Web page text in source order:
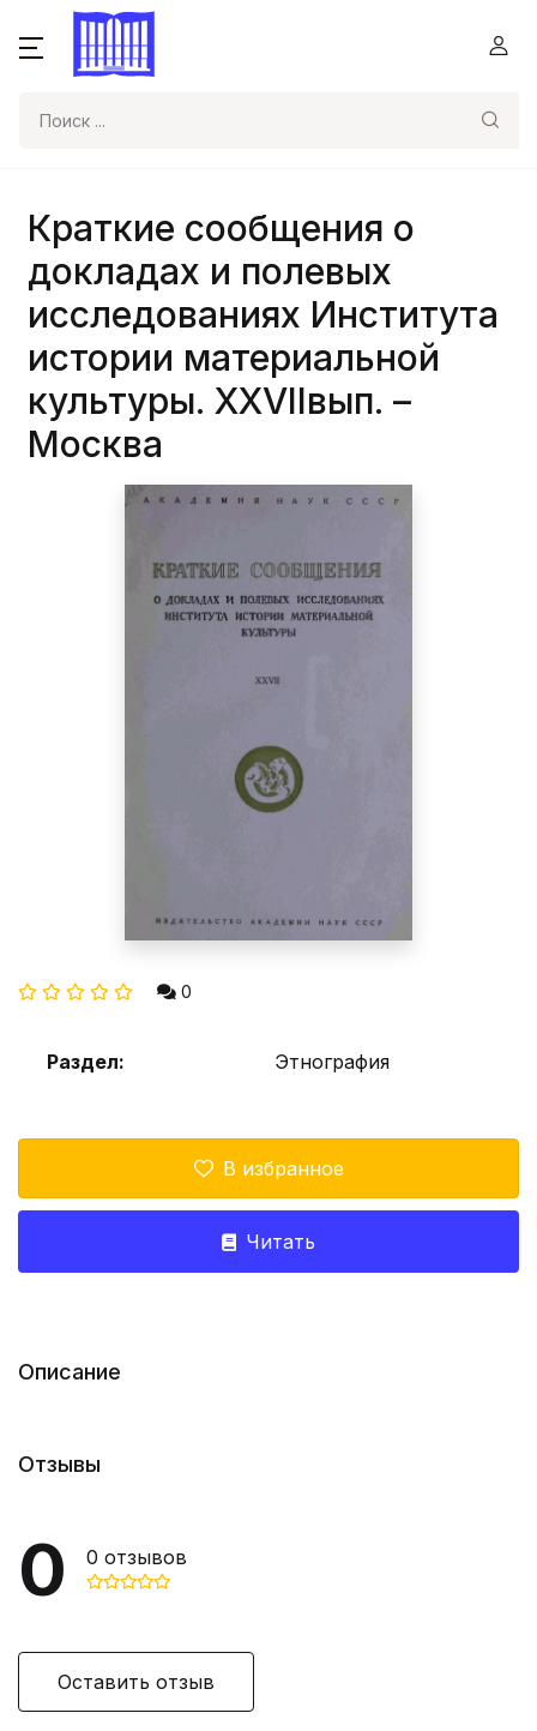
Краткие сообщения о
докладах и полевых
исследованиях Института
истории материальной
культуры. XXVIIвып. –
Москва
0
Раздел: Этнография
В избранное
Читать
Описание
Отзывы
0 0 отзывов
Оставить отзыв